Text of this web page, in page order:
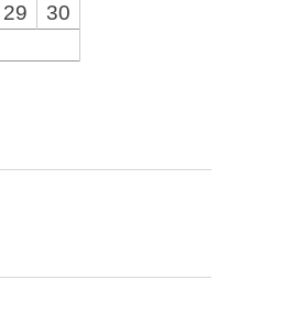
29
30